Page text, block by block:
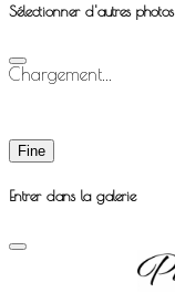
Sélectionner d'autres photos
Chargement...
Fine
Entrer dans la galerie